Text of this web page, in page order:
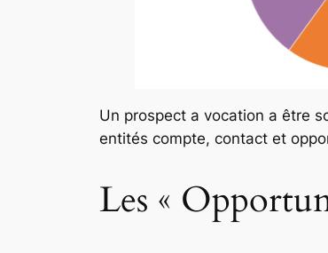
Un prospect a vocation a être
entités compte, contact et
Les «